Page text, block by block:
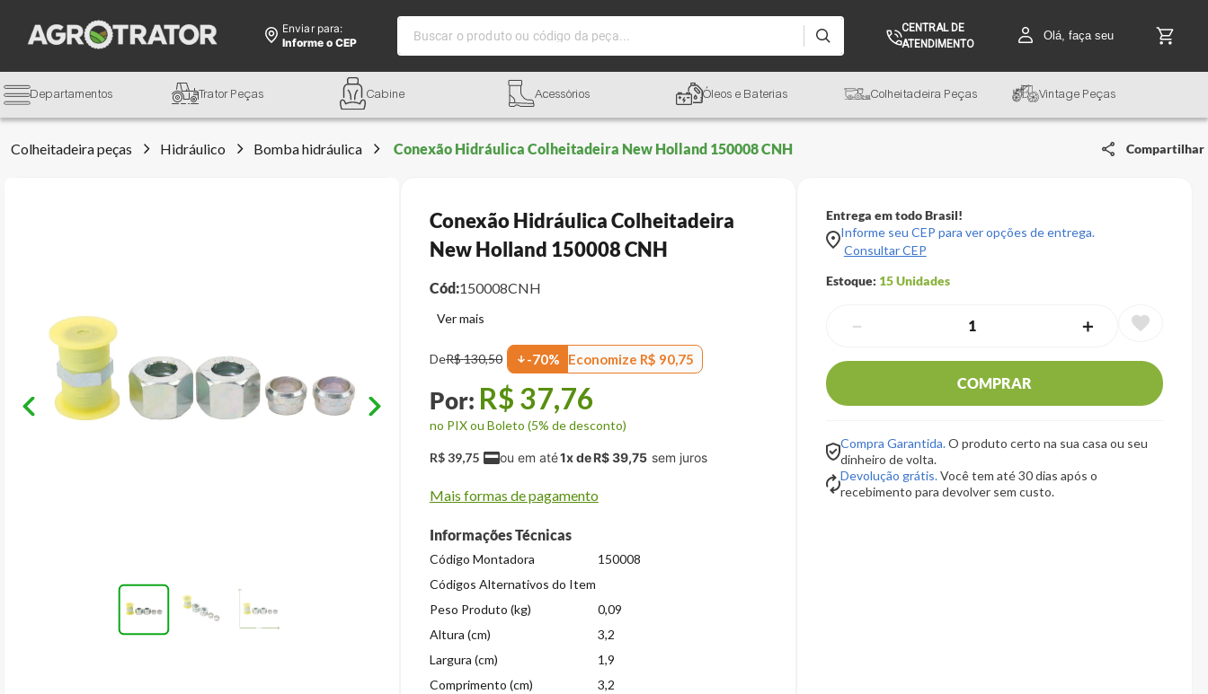
Enviar para:
Informe o CEP
Buscar o produto ou código da peça...
CENTRAL DE
ATENDIMENTO
Olá, faça seu
Departamentos Trator Peças Cabine Acessórios Óleos e Baterias Colheitadeira Peças Vintage Peças
Colheitadeira peças Hidráulico Bomba hidráulica Conexão Hidráulica Colheitadeira New Holland 150008 CNH Compartilhar
Conexão Hidráulica Colheitadeira
New Holland 150008 CNH
Cód:150008CNH
DeR$130,50 -70% Economize R$ 90,75
R$ 37,76
no PIX ou Boleto (5% de desconto)
R$39,75 1x deR$39,75
Mais formas de pagamento
Informações Técnicas
Código Montadora
150008
Códigos Alternativos do Item
Peso Produto (kg)
0,09
Altura (cm)
3,2
Largura (cm)
1,9
Comprimento (cm)
3,2
Entrega em todo Brasil!
Informe seu CEP para ver opções de entrega.
Consultar CEP
Estoque: 15Unidades
＋
－
COMPRAR
Compra Garantida.O produto certo na sua casa ou seu
dinheiro de volta.
Devolução grátis.Você tem até 30 dias após o
recebimento para devolver sem custo.